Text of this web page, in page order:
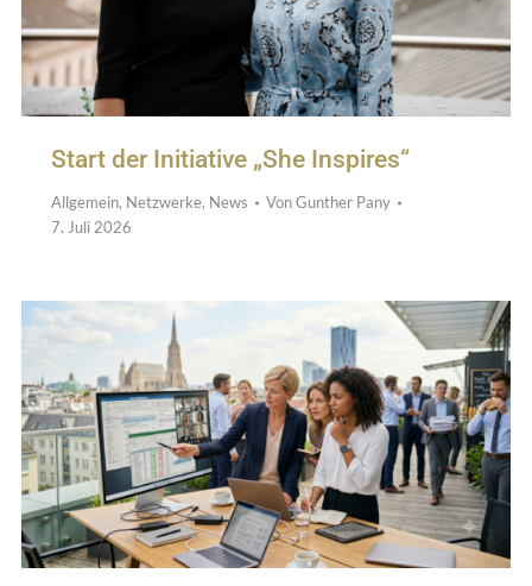
Start der Initiative „She Inspires“
Allgemein, Netzwerke, News VonGunther Pany
7. Juli 2026